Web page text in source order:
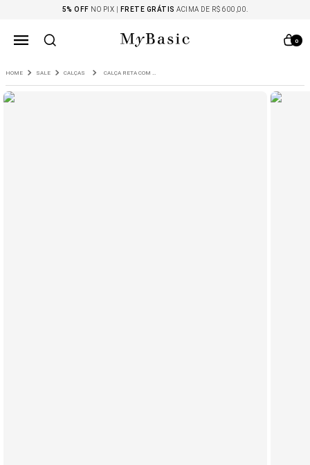
5% OFF NO PIX | FRETE GRÁTIS ACIMA DE R$ 600,00.
0
SALE CALÇAS CALÇA RETA COM NERVURA CALA AREIA